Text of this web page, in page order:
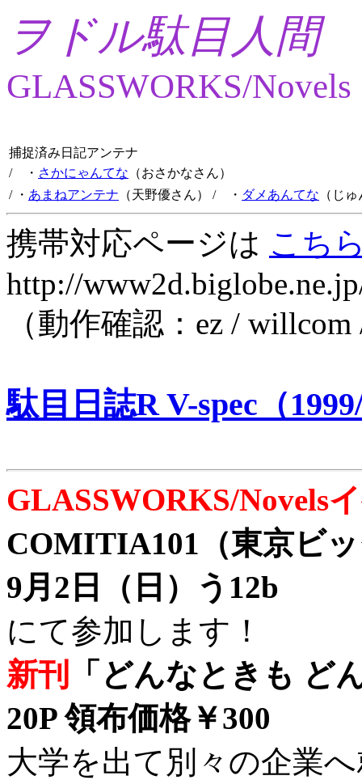
ヲドル駄目人間
GLASSWORKS/Novels
捕捉済み日記アンテナ
/ ・ さかにゃんてな （おさかなさん）
/ ・ あまねアンテナ （天野優さん） / ・ ダメあんてな （じ
携帯対応ページは こち
http://
（動作確認：ez /
駄目日誌R V-spec（
GLASSWORKS/Novels
COMITIA101（東京ビ
9月2日（日）う12b
にて参加します！
新刊
「どんなときも ど
20P 領布価格￥300
大学を出て別々の企業